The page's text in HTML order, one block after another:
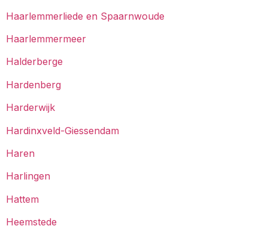
Haarlemmerliede en Spaarnwoude
Haarlemmermeer
Halderberge
Hardenberg
Harderwijk
Hardinxveld-Giessendam
Haren
Harlingen
Hattem
Heemstede